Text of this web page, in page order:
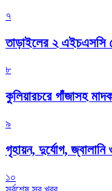
৭
তাড়াইলের ২ এইচএসসি
৮
কুলিয়ারচরে গাঁজাসহ
৯
গৃহায়ন, দুর্যোগ,
১০